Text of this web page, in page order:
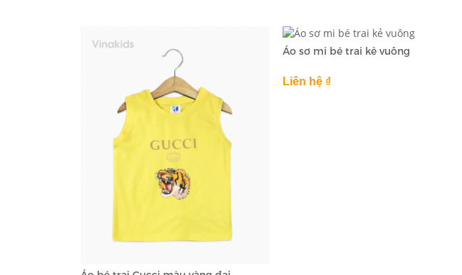
Áo sơ mi bé trai kẻ vuông
Liên hệ ₫